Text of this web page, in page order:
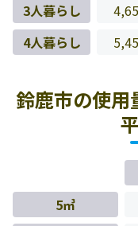
3人暮らし
4人暮らし
鈴鹿市の使用
5㎥